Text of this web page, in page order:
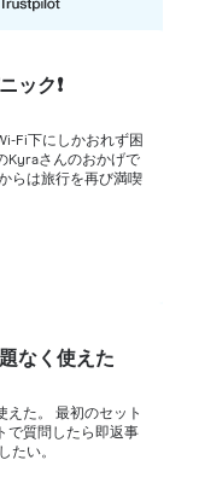
ック❗️
Fi下にしかおれず困
Kyraさんのおかげで
らは旅行を再び満喫
なく使えた
えた。 最初のセット
で質問したら即返事
たい。